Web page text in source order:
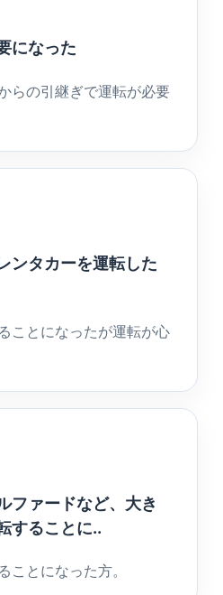
になった
らの引継ぎで運転が必要
ンタカーを運転した
ことになったが運転が心
ファードなど、大き
することに..
ことになった方。